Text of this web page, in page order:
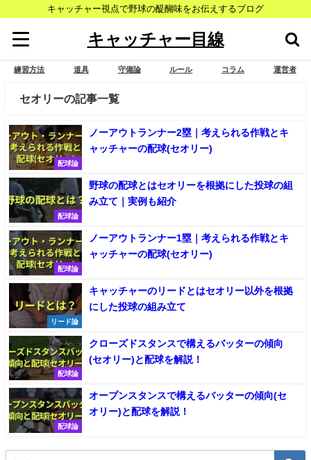
キャッチャー視点で野球の醍醐味をお伝えするブログ
キャッチャー目線
練習方法 道具 守備論 ルール コラム 運営者
セオリーの記事一覧
配球論
ノーアウトランナー2塁｜考えられる作戦とキ
ャッチャーの配球(セオリー)
配球論
野球の配球とはセオリーを根拠にした投球の組
み立て｜実例も紹介
配球論
ノーアウトランナー1塁｜考えられる作戦とキ
ャッチャーの配球(セオリー)
リード論
キャッチャーのリードとはセオリー以外を根拠
にした投球の組み立て
配球論
クローズドスタンスで構えるバッターの傾向
(セオリー)と配球を解説！
配球論
オープンスタンスで構えるバッターの傾向(セ
オリー)と配球を解説！